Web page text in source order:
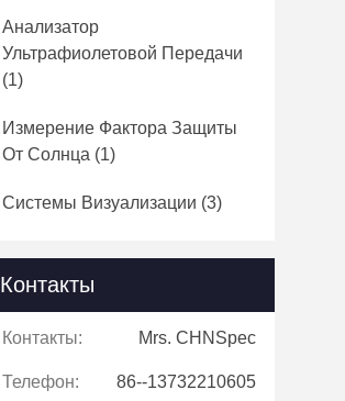
Анализатор
Ультрафиолетовой Передачи
(1)
Измерение Фактора Защиты
От Солнца (1)
Системы Визуализации (3)
Контакты
Контакты: Mrs. CHNSpec
Телефон: 86--13732210605